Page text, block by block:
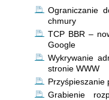
Ograniczanie
chmury
TCP BBR –
Google
Wykrywanie
stronie WWW
Przyśpieszanie
Grabienie